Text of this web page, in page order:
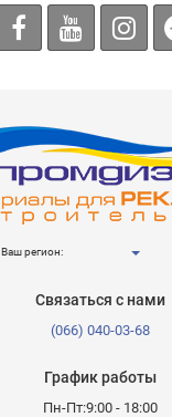
Ваш регион:
Связаться с нами
(066) 040-03-68
График работы
Пн-Пт:9:00 - 18:00